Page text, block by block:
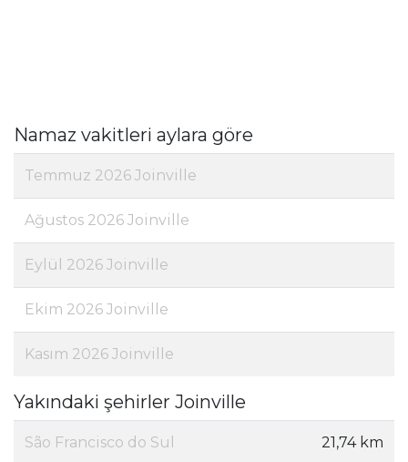
Namaz vakitleri aylara göre
Temmuz 2026 Joinville
Ağustos 2026 Joinville
Eylül 2026 Joinville
Ekim 2026 Joinville
Kasım 2026 Joinville
Yakındaki şehirler Joinville
São Francisco do Sul 21,74 km